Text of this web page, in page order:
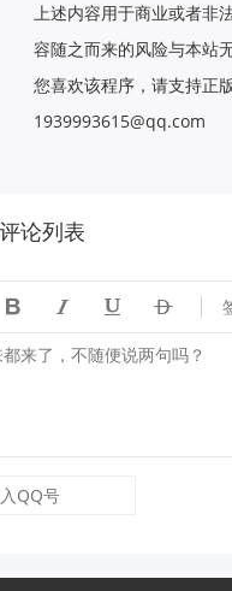
上述内容用于商业或者非
容随之而来的风险与本站
您喜欢该程序，请支持正
1939993615@qq.com
评论列表
   